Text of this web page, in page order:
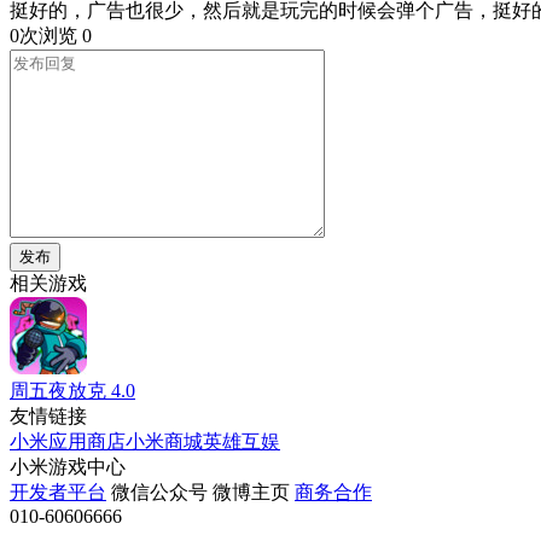
挺好的，广告也很少，然后就是玩完的时候会弹个广告，挺好
0次浏览 0
发布
相关游戏
周五夜放克 4.0
友情链接
小米应用商店小米商城英雄互娱
小米游戏中心
开发者平台 微信公众号 微博主页 商务合作
010-60606666